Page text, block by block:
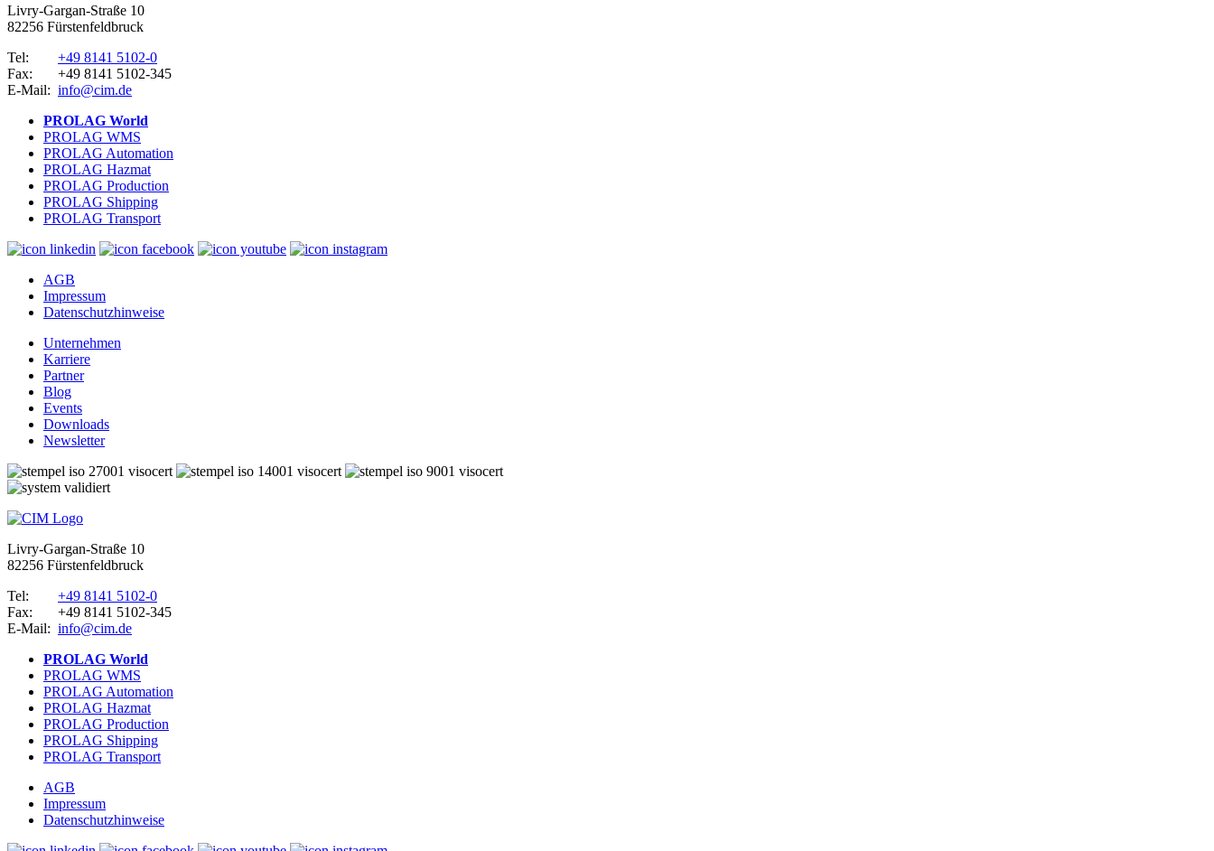
Livry-Gargan-Straße 10
82256 Fürstenfeldbruck
Tel:
+49 8141 5102-0
Fax:
+49 8141 5102-345
E-Mail: info@cim.de
PROLAG World
PROLAG WMS
PROLAG Automation
PROLAG Hazmat
PROLAG Production
PROLAG Shipping
PROLAG Transport
AGB
Impressum
Datenschutzhinweise
Unternehmen
Karriere
Partner
Blog
Events
Downloads
Newsletter
Livry-Gargan-Straße 10
82256 Fürstenfeldbruck
Tel:
+49 8141 5102-0
Fax:
+49 8141 5102-345
E-Mail: info@cim.de
PROLAG World
PROLAG WMS
PROLAG Automation
PROLAG Hazmat
PROLAG Production
PROLAG Shipping
PROLAG Transport
AGB
Impressum
Datenschutzhinweise